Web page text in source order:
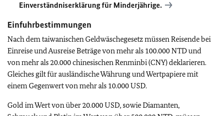
Einverständniserklärung für Minderjährige.
Einfuhrbestimmungen
Nach dem taiwanischen Geldwäschegesetz müssen Reisende bei
Einreise und Ausreise Beträge von mehr als 100.000 NTD und
von mehr als 20.000 chinesischen Renminbi (CNY) deklarieren.
Gleiches gilt für ausländische Währung und Wertpapiere mit
einem Gegenwert von mehr als 10.000 USD.
Gold im Wert von über 20.000 USD, sowie Diamanten,